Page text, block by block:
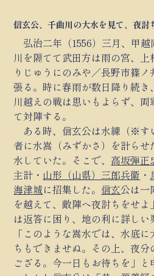
信玄公、千曲川の大水を見て、夜討
弘治二年（1556）三月、甲
川を隔てて武田方は雨の宮、上
りじゅうにのみや／長野市篠
張る。時に春雨が数日降り続き
川越えの戦は思いもよらず、
て対陣する。
ある時、信玄公は水練（※す
者に水嵩（みずかさ）を計ら
水していた。そこで、 高坂弾正
主計・ 山形（山県）三郎兵衛 ・
海津城に招集した。 信玄公は一
を越えて、敵陣へ夜討ちをせ
は返答に困り、地の利に詳しい
「このような嵩水では、水底
ちもできませぬ。その上、夜
ござる。今一日もお待ちを」と